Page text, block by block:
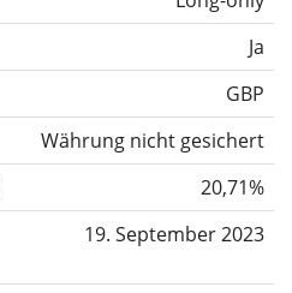
Ja
GBP
Währung nicht gesichert
20,71%
19. September 2023